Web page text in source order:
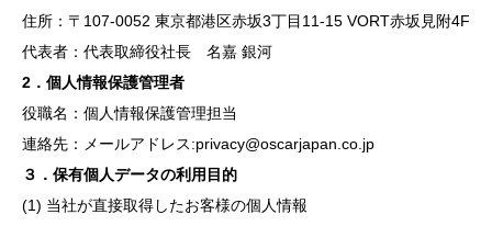
住所：〒107-0052 東京都港区赤坂3丁目11-15 VORT赤坂見附4F
代表者：代表取締役社長 名嘉 銀河
2．個人情報保護管理者
役職名：個人情報保護管理担当
連絡先：メールアドレス:privacy@oscarjapan.co.jp
３．保有個人データの利用目的
(1) 当社が直接取得したお客様の個人情報